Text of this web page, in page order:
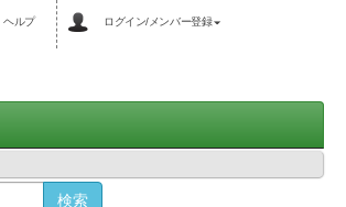
ヘルプ ログイン/メンバー登録